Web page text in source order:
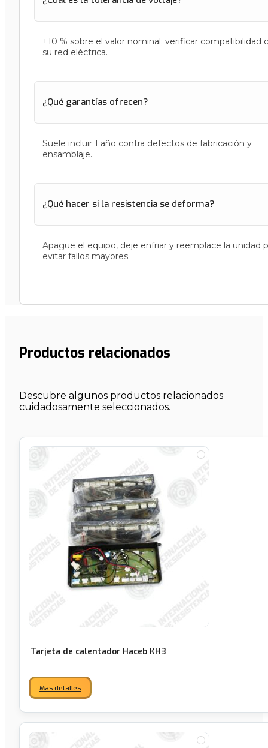
±10 % sobre el valor nominal; verificar compatibilidad
su red eléctrica.
¿Qué garantías ofrecen?
Suele incluir 1 año contra defectos de fabricación y
ensamblaje.
¿Qué hacer si la resistencia se deforma?
Apague el equipo, deje enfriar y reemplace la unidad
evitar fallos mayores.
Productos relacionados
Descubre algunos productos relacionados
cuidadosamente seleccionados.
Tarjeta de calentador Haceb KH3
Mas detalles